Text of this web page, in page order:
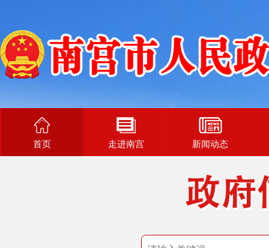
首页 走进南宫 新闻动态